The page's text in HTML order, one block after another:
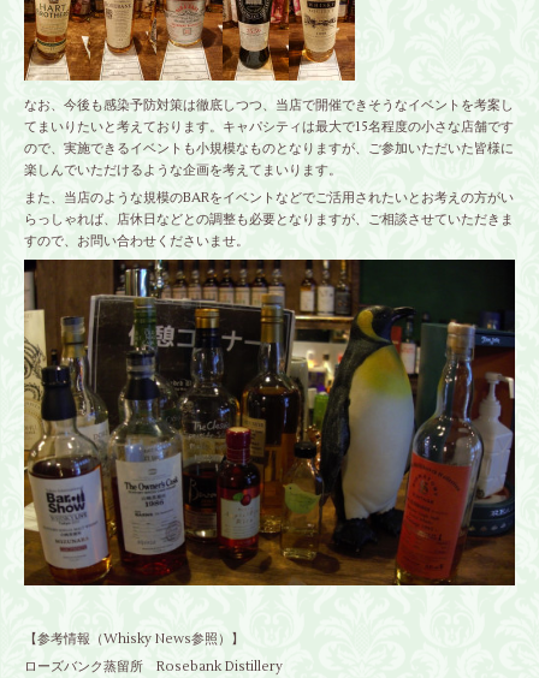
なお、今後も感染予防対策は徹底しつつ、当店で開催できそうなイベントを考案し
てまいりたいと考えております。キャパシティは最大で15名程度の小さな店舗です
ので、実施できるイベントも小規模なものとなりますが、ご参加いただいた皆様に
楽しんでいただけるような企画を考えてまいります。
また、当店のような規模のBARをイベントなどでご活用されたいとお考えの方がい
らっしゃれば、店休日などとの調整も必要となりますが、ご相談させていただきま
すので、お問い合わせくださいませ。
【参考情報 （Whisky News参照） 】
ローズバンク蒸留所 Rosebank Distillery